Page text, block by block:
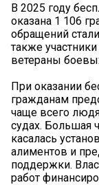
В 2025 году
оказана 1 106
обращений
также
ветераны
При оказании
гражданам
чаще всего
судах. Большая
касалась
алиментов и
поддержки.
работ